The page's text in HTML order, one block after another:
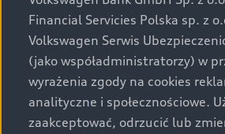
za dopłatą. Wiążące ustalenie ceny,
specyfikacji pojazdu następują w
określenie parametrów technicznych
świadectwo homologacji typu
sobie prawo do zmian i pomyłek.
prezentowane na stronie są
zamieszczania. W celu uzyskania
Financial Servicies Polska sp. z
Volkswagen Serwis
(jako współadministratorzy) w
wyrażenia zgody na cookies
analityczne i społecznościowe.
zaakceptować, odrzucić lub